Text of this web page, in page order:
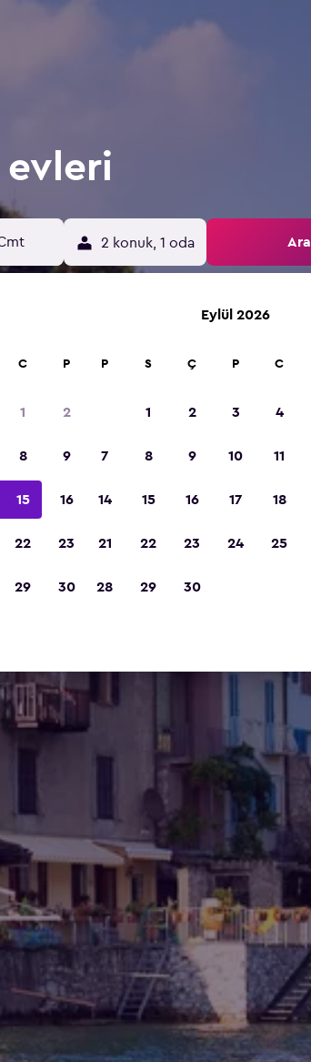
2 konuk, 1 oda Ara
C P
1 2
8 9
15 16
22 23
29 30
Eylül 2026
P S Ç P C
1 2 3 4
7 8 9 10 11
14 15 16 17 18
21 22 23 24 25
28 29 30